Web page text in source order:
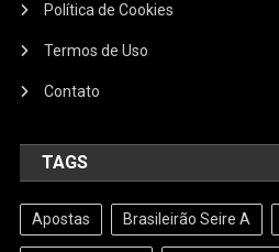
Política de Cookies
Termos de Uso
Contato
TAGS
Apostas Brasileirão Seire A